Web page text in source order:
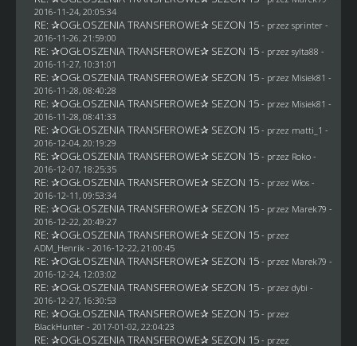
2016-11-24, 20:05:34
RE: ✰OGŁOSZENIA TRANSFEROWE✰ SEZON 15 - przez sprinter -
2016-11-26, 21:59:00
RE: ✰OGŁOSZENIA TRANSFEROWE✰ SEZON 15 - przez sylta88 -
2016-11-27, 10:31:01
RE: ✰OGŁOSZENIA TRANSFEROWE✰ SEZON 15 - przez Misiek81 -
2016-11-28, 08:40:28
RE: ✰OGŁOSZENIA TRANSFEROWE✰ SEZON 15 - przez Misiek81 -
2016-11-28, 08:41:33
RE: ✰OGŁOSZENIA TRANSFEROWE✰ SEZON 15 - przez matti_1 -
2016-12-04, 20:19:29
RE: ✰OGŁOSZENIA TRANSFEROWE✰ SEZON 15 - przez Roko-
2016-12-07, 18:25:35
RE: ✰OGŁOSZENIA TRANSFEROWE✰ SEZON 15 - przez Włos-
2016-12-11, 09:53:34
RE: ✰OGŁOSZENIA TRANSFEROWE✰ SEZON 15 - przez Marek79 -
2016-12-22, 20:49:27
RE: ✰OGŁOSZENIA TRANSFEROWE✰ SEZON 15 - przez
ADM_Henrik - 2016-12-22, 21:00:45
RE: ✰OGŁOSZENIA TRANSFEROWE✰ SEZON 15 - przez Marek79 -
2016-12-24, 12:03:02
RE: ✰OGŁOSZENIA TRANSFEROWE✰ SEZON 15 - przez dybi -
2016-12-27, 16:30:53
RE: ✰OGŁOSZENIA TRANSFEROWE✰ SEZON 15 - przez
BlackHunter- 2017-01-02, 22:04:23
RE: ✰OGŁOSZENIA TRANSFEROWE✰ SEZON 15 - przez